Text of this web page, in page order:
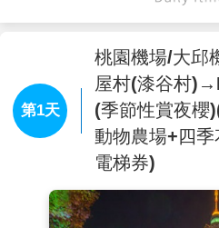
第1天
桃園機場/大
屋村(漆谷村
(季節性賞夜櫻
動物農場+四
電梯券)